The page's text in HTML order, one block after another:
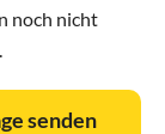
noch nicht
senden